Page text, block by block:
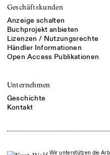
Geschäftskunden
Anzeige schalten
Buchprojekt anbieten
Lizenzen / Nutzungsrechte
Händler Informationen
Open Access Publikationen
Unternehmen
Geschichte
Kontakt
Wir unterstützen die